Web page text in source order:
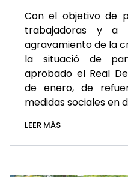
Con el objetivo de
trabajadoras y a
agravamiento de la
la situació de
aprobado el Real
de enero, de
medidas sociales en
LEER MÁS